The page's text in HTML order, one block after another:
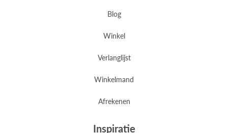
Blog
Winkel
Verlanglijst
Winkelmand
Afrekenen
Inspiratie